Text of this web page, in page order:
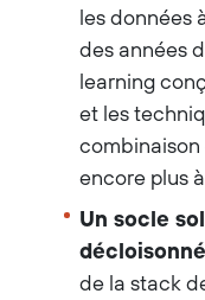
les données
des années
learning
et les
encore plus
Un socle
de la stack